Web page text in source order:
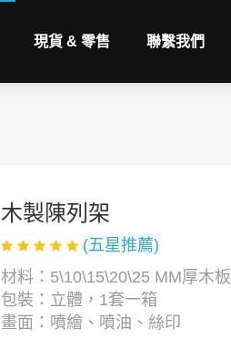
現貨 & 零售 聯繫我們
木製陳列架
(五星推薦)
材料：5\10\15\20\25 MM厚木板
包裝：立體，1套一箱
畫面：噴繪、噴油、絲印